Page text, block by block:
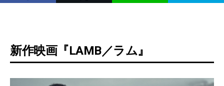
新作映画『LAMB／ラム』